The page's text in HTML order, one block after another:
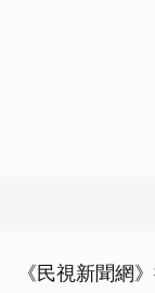
《民視新聞網